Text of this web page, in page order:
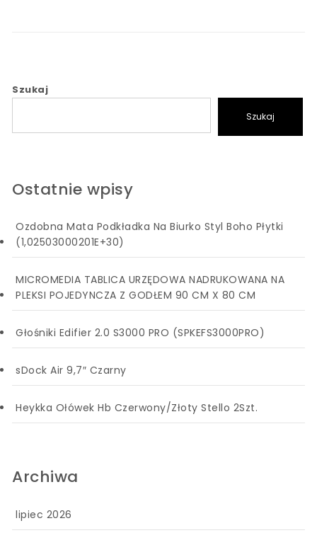
Szukaj
Szukaj
Ostatnie wpisy
Ozdobna Mata Podkładka Na Biurko Styl Boho Płytki
(1,02503000201E+30)
MICROMEDIA TABLICA URZĘDOWA NADRUKOWANA NA
PLEKSI POJEDYNCZA Z GODŁEM 90 CM X 80 CM
Głośniki Edifier 2.0 S3000 PRO (SPKEFS3000PRO)
sDock Air 9,7″ Czarny
Heykka Ołówek Hb Czerwony/Złoty Stello 2Szt.
Archiwa
lipiec 2026